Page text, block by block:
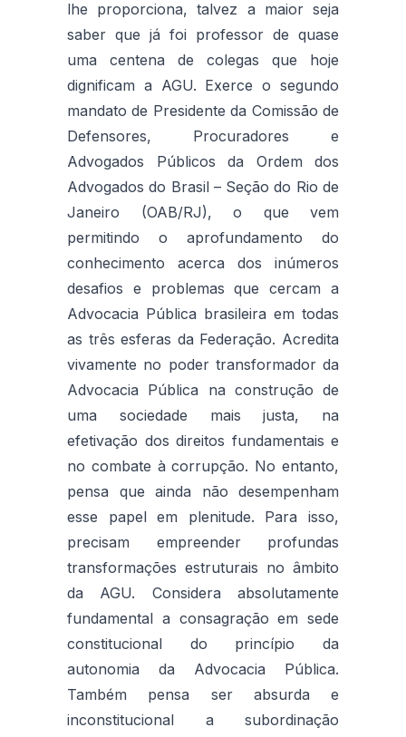
lhe proporciona, talvez a maior seja
saber que já foi professor de quase
uma centena de colegas que hoje
dignificam a AGU. Exerce o segundo
mandato de Presidente da Comissão de
Defensores, Procuradores e
Advogados Públicos da Ordem dos
Advogados do Brasil – Seção do Rio de
Janeiro (OAB/RJ), o que vem
permitindo o aprofundamento do
conhecimento acerca dos inúmeros
desafios e problemas que cercam a
Advocacia Pública brasileira em todas
as três esferas da Federação. Acredita
vivamente no poder transformador da
Advocacia Pública na construção de
uma sociedade mais justa, na
efetivação dos direitos fundamentais e
no combate à corrupção. No entanto,
pensa que ainda não desempenham
esse papel em plenitude. Para isso,
precisam empreender profundas
transformações estruturais no âmbito
da AGU. Considera absolutamente
fundamental a consagração em sede
constitucional do princípio da
autonomia da Advocacia Pública.
Também pensa ser absurda e
inconstitucional a subordinação